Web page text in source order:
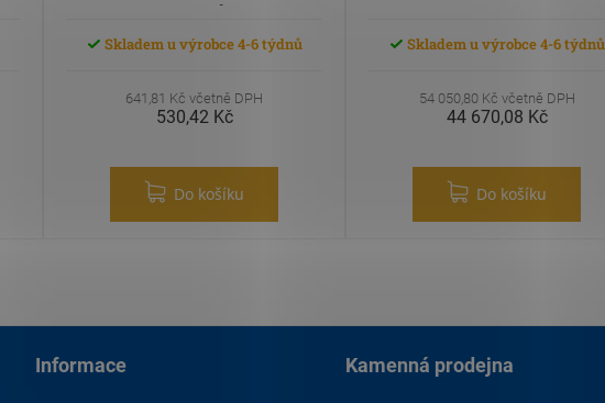
10metrů
Skladem u výrobce 4-6 týdnů
641,81 Kč včetně DPH
530,42 Kč
Do košíku
Skladem u výrobce 4-6 týdnů
54 050,80 Kč včetně DPH
44 670,08 Kč
Do košíku
Informace Kamenná prodejna